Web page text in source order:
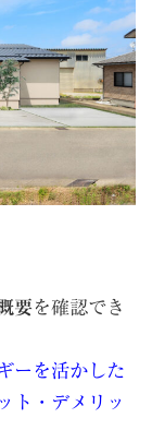
要を確認でき
ーを活かした
ト・デメリッ